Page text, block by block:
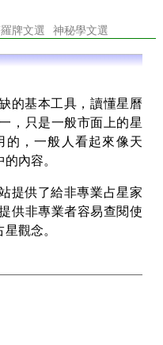
牌文選 神秘學文選
的基本工具，讀懂星曆
，只是一般市面上的星
的，一般人看起來像天
內容。
提供了給非專業占星家
供非專業者容易查閱使
觀念。